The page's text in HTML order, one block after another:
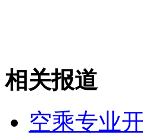
相关报道
空乘专业